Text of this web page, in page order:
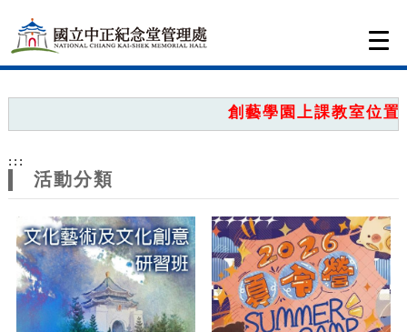
網
站
主
題
創藝學園上課教室位置圖
:::
活動分類